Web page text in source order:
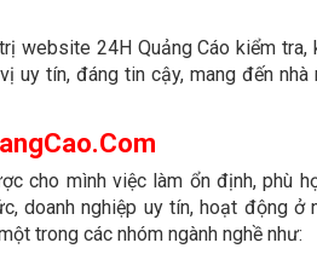
website 24H Quảng Cáo kiểm tra,
uy tín, đáng tin cậy, mang đến
cho mình việc làm ổn định, phù
doanh nghiệp uy tín, hoạt động ở
trong các nhóm ngành nghề như: